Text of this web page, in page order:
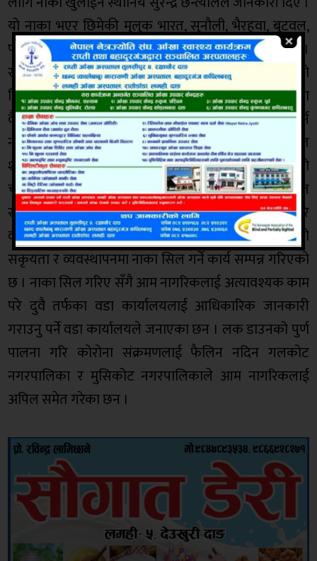
यो नाका भएर छिमेकी मुलुक भारत, सुनौली, भैरहवा, बुटवल,
पाल्पा, गुल्मीका विभिन्न स्थानमा आवतजावत गर्न सकिन्छ ।
सोमबार बडिगाड गाउँपालिकाले बडिगाड र गलकोटको
सिमाना गिरङदी खोला पुलमा नाका सिल गरेसँगै यो नाका
वैकल्पिक मार्गको रुपमा प्रयोग हुने हुँदा उक्त जोखिम कम गर्न
नाका सिल गरिएको गलकोट नगरपालिकाका नगर प्रमुख भरत
शर्मा गैरेले बताए । अहिले नाका सिल गरिए सँगै तगालोको
चाबी वडा अध्यक्ष राम प्रसाद कँडेल, समाजसेवी सुरेन्द्र छन्त्याल
र नाका नजिकका स्थानिय भविलाल गौतम सँग रहने गरि
व्यवस्थापन गरिएको छ । गलकोट नगरपालिका वडा नं ८ को
सकृयता र व्यवस्थापनमा नाका सिल गर्ने कार्य सम्पन्न गरिएको
छ । नाका सिल गरिए सँगै आम नागरिकलाई अत्यावश्यक काम
परे दुवै तर्फका वडा कार्यालयलाई आधिकारिक जानकारी
गराउनु पर्ने वडा कार्यालयले जनाएका छन । लक डाउनको पुर्ण
पालना गरि कोरोना संक्रमणलाई फैलिन नदिन गलकोट
नगरपालिका र मुसिकोट नगरपालिकाले आम नागरिकलाई
अपिल समेत गरेका छन ।